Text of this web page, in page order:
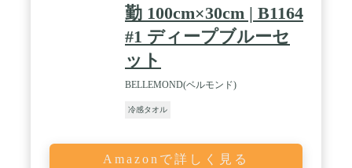
勤 100cm×30cm | B1164
#1 ディープブルーセ
ット
BELLEMOND(ベルモンド)
冷感タオル
Amazonで詳しく見る